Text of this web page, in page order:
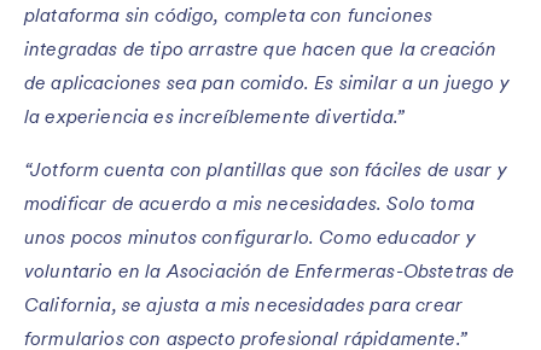
plataforma sin código, completa con funciones
integradas de tipo arrastre que hacen que la creación
de aplicaciones sea pan comido. Es similar a un juego y
la experiencia es increíblemente divertida.”
“Jotform cuenta con plantillas que son fáciles de usar y
modificar de acuerdo a mis necesidades. Solo toma
unos pocos minutos configurarlo. Como educador y
voluntario en la Asociación de Enfermeras-Obstetras de
California, se ajusta a mis necesidades para crear
formularios con aspecto profesional rápidamente.”